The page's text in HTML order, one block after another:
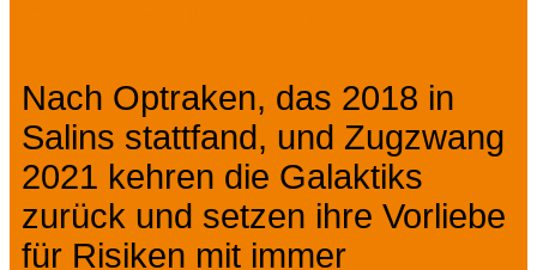
Nach Optraken, das 2018 in
Salins stattfand, und Zugzwang
2021 kehren die Galaktiks
zurück und setzen ihre Vorliebe
für Risiken mit immer